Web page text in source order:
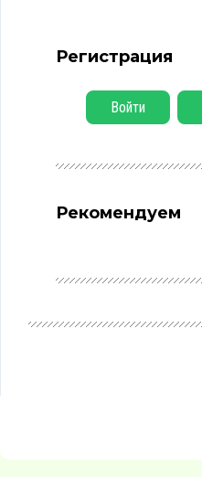
Регистрация
Войти
Рекомендуем